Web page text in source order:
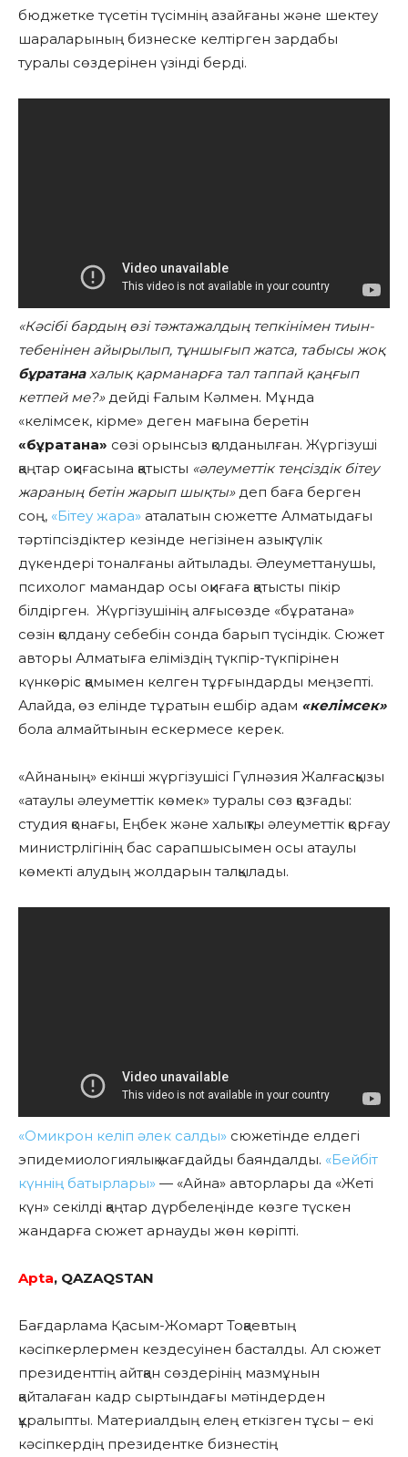
бюджетке түсетін түсімнің азайғаны және шектеу
шараларының бизнеске келтірген зардабы
туралы сөздерінен үзінді берді.
«Кәсібі бардың өзі тәжтажалдың тепкінімен тиын-
тебенінен айырылып, тұншығып жатса, табысы жоқ
бұратанахалық қарманарға тал таппай қаңғып
кетпей ме?»дейді Ғалым Кәлмен. Мұнда
«келімсек, кірме» деген мағына беретін
«бұратана» сөзі орынсыз қолданылған. Жүргізуші
қаңтар оқиғасына қатысты «әлеуметтік теңсіздік бітеу
жараның бетін жарып шықты»деп баға берген
соң, «Бітеу жара» аталатын сюжетте Алматыдағы
тәртіпсіздіктер кезінде негізінен азық-түлік
дүкендері тоналғаны айтылады. Әлеуметтанушы,
психолог мамандар осы оқиғаға қатысты пікір
білдірген. Жүргізушінің алғысөзде «бұратана»
сөзін қолдану себебін сонда барып түсіндік. Сюжет
авторы Алматыға еліміздің түкпір-түкпірінен
күнкөріс қамымен келген тұрғындарды меңзепті.
Алайда, өз елінде тұратын ешбір адам «келімсек»
бола алмайтынын ескермесе керек.
«Айнаның» екінші жүргізушісі Гүлнәзия Жалғасқызы
«атаулы әлеуметтік көмек» туралы сөз қозғады:
студия қонағы, Еңбек және халықты әлеуметтік қорғау
министрлігінің бас сарапшысымен осы атаулы
көмекті алудың жолдарын талқылады.
«Омикрон келіп әлек салды» сюжетінде елдегі
эпидемиологиялық жағдайды баяндалды. «Бейбіт
күннің батырлары» — «Айна» авторлары да «Жеті
күн» секілді қаңтар дүрбелеңінде көзге түскен
жандарға сюжет арнауды жөн көріпті.
Apta, QAZAQSTAN
Бағдарлама Қасым-Жомарт Тоқаевтың
кәсіпкерлермен кездесуінен басталды. Ал сюжет
президенттің айтқан сөздерінің мазмұнын
қайталаған кадр сыртындағы мәтіндерден
құралыпты. Материалдың елең еткізген тұсы – екі
кәсіпкердің президентке бизнестің